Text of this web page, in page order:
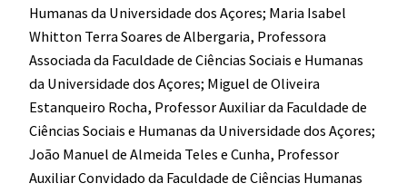
Humanas da Universidade dos Açores; Maria Isabel
Whitton Terra Soares de Albergaria, Professora
Associada da Faculdade de Ciências Sociais e Humanas
da Universidade dos Açores; Miguel de Oliveira
Estanqueiro Rocha, Professor Auxiliar da Faculdade de
Ciências Sociais e Humanas da Universidade dos Açores;
João Manuel de Almeida Teles e Cunha, Professor
Auxiliar Convidado da Faculdade de Ciências Humanas